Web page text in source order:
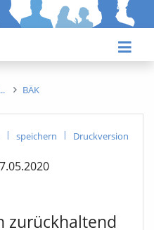
BÄK
| speichern | Druckversion
zurückhaltend